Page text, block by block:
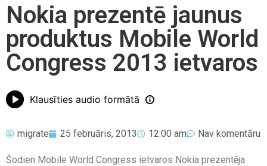
Nokia prezentē jaunus
produktus Mobile World
Congress 2013 ietvaros
Klausīties audio formātā
migrate 25 februāris, 2013 12:00 am Nav komentāru
Šodien Mobile World Congress ietvaros Nokia prezentēja